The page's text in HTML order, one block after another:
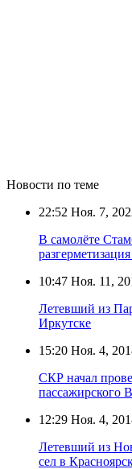
Новости по теме
22:52 Ноя. 7,
В самолёте
10:47 Ноя. 11,
Летевший из
Иркутске
15:20 Ноя. 4,
СКР начал
пассажирского
12:29 Ноя. 4,
Летевший из
сел в